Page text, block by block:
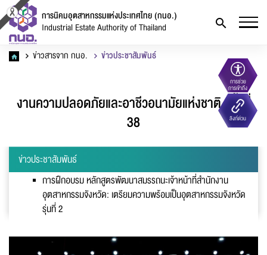
การนิคมอุตสาหกรรมแห่งประเทศไทย (กนอ.)
Industrial Estate Authority of Thailand
การช่วย
การเข้าถึง
ลิงก์ด่วน
ข่าวสารจาก กนอ. ข่าวประชาสัมพันธ์
งานความปลอดภัยและอาชีวอนามัยแห่งชาติ ครั้งที่
38
ข่าวประชาสัมพันธ์
การฝึกอบรม หลักสูตรพัฒนาสมรรถนะเจ้าหน้าที่สำนักงาน
อุตสาหกรรมจังหวัด: เตรียมความพร้อมเป็นอุตสาหกรรมจังหวัด
รุ่นที่ 2